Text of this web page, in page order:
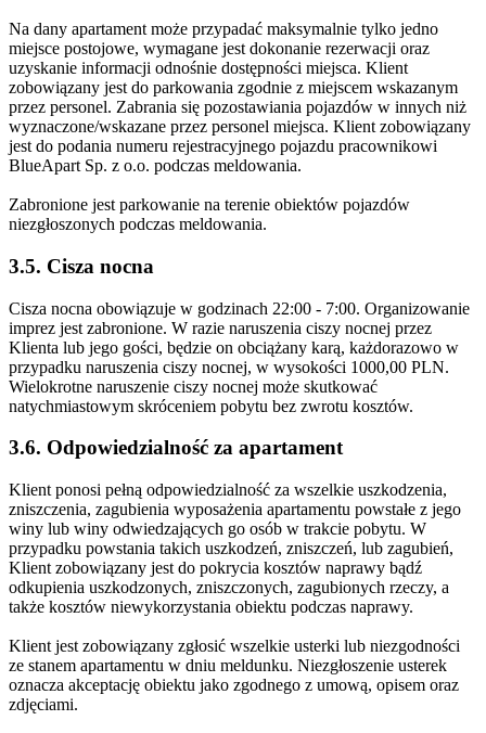
Na dany apartament może przypadać maksymalnie tylko jedno
miejsce postojowe, wymagane jest dokonanie rezerwacji oraz
uzyskanie informacji odnośnie dostępności miejsca. Klient
zobowiązany jest do parkowania zgodnie z miejscem wskazanym
przez personel. Zabrania się pozostawiania pojazdów w innych niż
wyznaczone/wskazane przez personel miejsca. Klient zobowiązany
jest do podania numeru rejestracyjnego pojazdu pracownikowi
BlueApart Sp. z o.o. podczas meldowania.
Zabronione jest parkowanie na terenie obiektów pojazdów
niezgłoszonych podczas meldowania.
3.5. Cisza nocna
Cisza nocna obowiązuje w godzinach 22:00 - 7:00. Organizowanie
imprez jest zabronione. W razie naruszenia ciszy nocnej przez
Klienta lub jego gości, będzie on obciążany karą, każdorazowo w
przypadku naruszenia ciszy nocnej, w wysokości 1000,00 PLN.
Wielokrotne naruszenie ciszy nocnej może skutkować
natychmiastowym skróceniem pobytu bez zwrotu kosztów.
3.6. Odpowiedzialność za apartament
Klient ponosi pełną odpowiedzialność za wszelkie uszkodzenia,
zniszczenia, zagubienia wyposażenia apartamentu powstałe z jego
winy lub winy odwiedzających go osób w trakcie pobytu. W
przypadku powstania takich uszkodzeń, zniszczeń, lub zagubień,
Klient zobowiązany jest do pokrycia kosztów naprawy bądź
odkupienia uszkodzonych, zniszczonych, zagubionych rzeczy, a
także kosztów niewykorzystania obiektu podczas naprawy.
Klient jest zobowiązany zgłosić wszelkie usterki lub niezgodności
ze stanem apartamentu w dniu meldunku. Niezgłoszenie usterek
oznacza akceptację obiektu jako zgodnego z umową, opisem oraz
zdjęciami.